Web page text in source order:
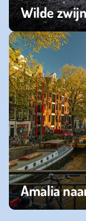
Wilde
maandag 02
Amalia